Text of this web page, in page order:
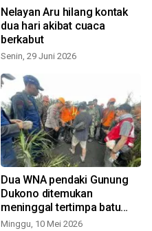
Nelayan Aru hilang kontak
dua hari akibat cuaca
berkabut
Senin, 29 Juni 2026
Dua WNA pendaki Gunung
Dukono ditemukan
meninggal tertimpa batu
erupsi
Minggu, 10 Mei 2026